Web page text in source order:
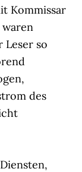
Kommissar
so
des